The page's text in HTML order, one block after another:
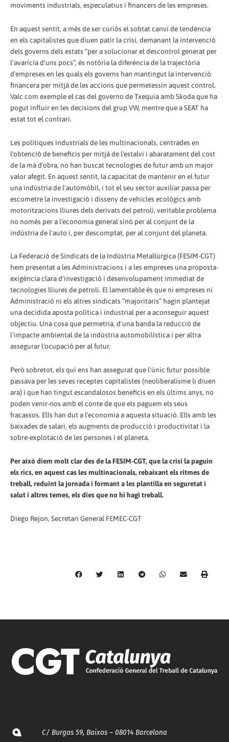
moviments industrials, especulatius i financers de les empreses.
En aquest sentit, a més de ser curiós el sobtat canvi de tendència
en els capitalistes que diuen patir la crisi, demanant la intervenció
dels governs dels estats “per a solucionar el descontrol generat per
l'avarícia d'uns pocs”, és notòria la diferència de la trajectòria
d'empreses en les quals els governs han mantingut la intervenció
financera per mitjà de les accions que permetessin aquest control.
Valc com exemple el cas del governo de Txequia amb Skoda que ha
pogut influir en les decisions del grup VW, mentre que a SEAT ha
estat tot el contrari.
Les polítiques industrials de les multinacionals, centrades en
l'obtenció de beneficis per mitjà de l'estalvi i abaratament del cost
de la mà d'obra, no han buscat tecnologies de futur amb un major
valor afegit. En aquest sentit, la capacitat de mantenir en el futur
una indústria de l'automòbil, i tot el seu sector auxiliar passa per
escometre la investigació i disseny de vehicles ecològics amb
motoritzacions lliures dels derivats del petroli, veritable problema
no només per a l'economia general sinó per al conjunt de la
indústria de l'auto i, per descomptat, per al conjunt del planeta.
La Federació de Sindicats de la Indústria Metal·lúrgica (FESIM-CGT)
hem presentat a les Administracions i a les empreses una proposta-
exigència clara d'investigació i desenvolupament immediat de
tecnologies lliures de petroli. El lamentable és que ni empreses ni
Administració ni els altres sindicats “majoritaris” hagin plantejat
una decidida aposta política i industrial per a aconseguir aquest
objectiu. Una cosa que permetria, d'una banda la reducció de
l'impacte ambiental de la indústria automobilística i per altra
assegurar l'ocupació per al futur.
Però sobretot, els qui ens han assegurat que l'únic futur possible
passava per les seves receptes capitalistes (neoliberalisme li diuen
ara) i que han tingut escandalosos beneficis en els últims anys, no
poden venir-nos amb el conte de que els paguem els seus
fracassos. Ells han dut a l'economia a aquesta situació. Ells amb les
baixades de salari, els augments de producció i productivitat i la
sobre-explotació de les persones i el planeta.
Per això diem molt clar des de la FESIM-CGT, que la crisi la paguin
els rics, en aquest cas les multinacionals, rebaixant els ritmes de
treball, reduint la jornada i formant a les plantilla en seguretat i
salut i altres temes, els dies que no hi hagi treball.
Diego Rejon, Secretari General FEMEC-CGT
C/ Burgos 59, Baixos – 08014 Barcelona